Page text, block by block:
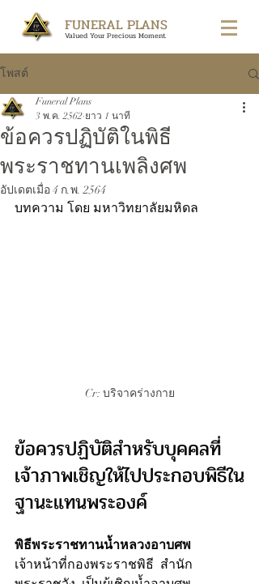
FUNERAL PLANS
Valued Your Precious Moment
โพสต์
ข้อควรปฏิบัติในพิธี
พระราชทานเพลิงศพ
Funeral Plans
3 พ.ค. 2562 ยาว 1 นาที
อัปเดตเมื่อ4 ก.พ. 2564
บทความ โดย มหาวิทยาลัยมหิดล
Cr: บริจาคร่างกาย
ข้อควรปฏิบัติสำหรับบุคคลที่
เจ้าภาพเชิญให้ไปประกอบพิธีใน
ฐานะแทนพระองค์
พิธีพระราชทานน้ำหลวงอาบศพ
เจ้าหน้าที่กองพระราชพิธี  สำนัก